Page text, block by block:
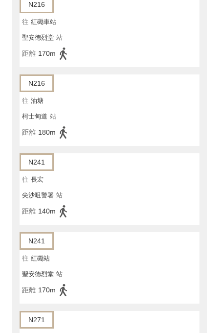
N216
往 紅磡車站
聖安德烈堂 站
距離 170m
N216
往 油塘
柯士甸道 站
距離 180m
N241
往 長宏
尖沙咀警署 站
距離 140m
N241
往 紅磡站
聖安德烈堂 站
距離 170m
N271